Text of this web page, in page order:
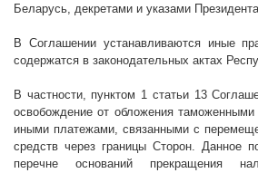
Беларусь, декретами и указами
В Соглашении устанавливаются иные
содержатся в законодательных актах
В частности, пунктом 1 статьи 13
освобождение от обложения
иными платежами, связанными с
средств через границы Сторон. Данное
перечне оснований прекращения